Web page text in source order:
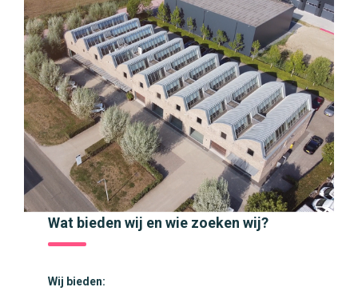
Wat bieden wij en wie zoeken wij?
Wij bieden: